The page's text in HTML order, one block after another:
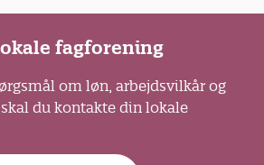
fagforening
om løn, arbejdsvilkår og
du kontakte din lokale